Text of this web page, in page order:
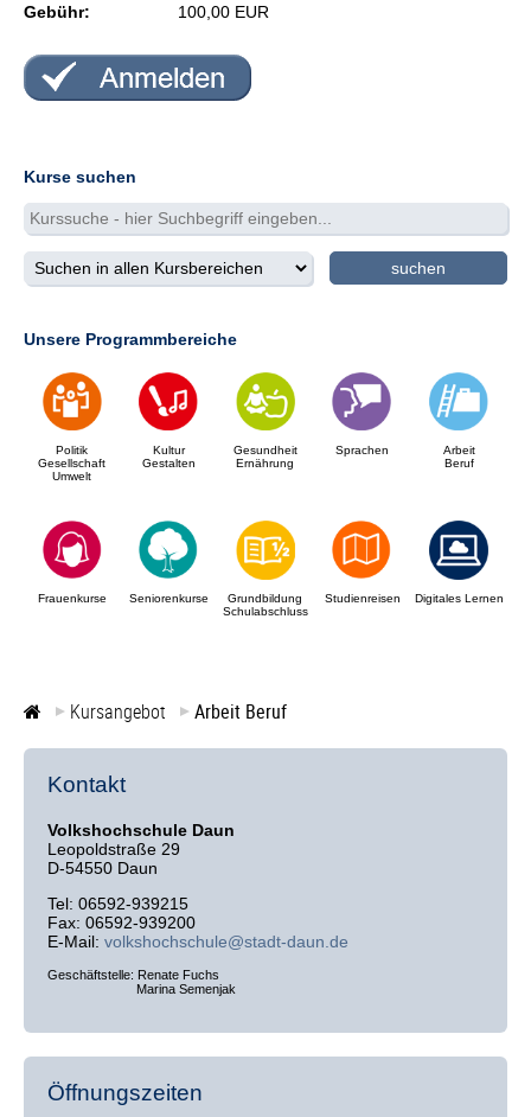
Gebühr:
100,00 EUR
Kurse suchen
Unsere Programmbereiche
Politik
Gesellschaft
Umwelt
Kultur
Gestalten
Gesundheit
Ernährung
Sprachen
Arbeit
Beruf
Frauenkurse Seniorenkurse
Grundbildung
Schulabschluss
Studienreisen Digitales Lernen
Kursangebot Arbeit Beruf
Kontakt
Volkshochschule Daun
Leopoldstraße 29
D-54550 Daun
Tel: 06592-939215
Fax: 06592-939200
E-Mail: volkshochschule@stadt-daun.de
Geschäftstelle: Renate Fuchs
Marina Semenjak
Öffnungszeiten